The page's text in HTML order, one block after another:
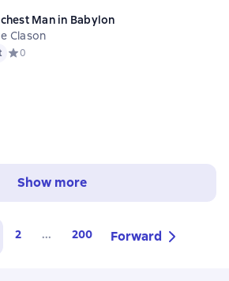
Man in Babylon
Clason
Средний рейтинг 0 на основе 0 оценок
0
Show more
2 ... 200 Forward